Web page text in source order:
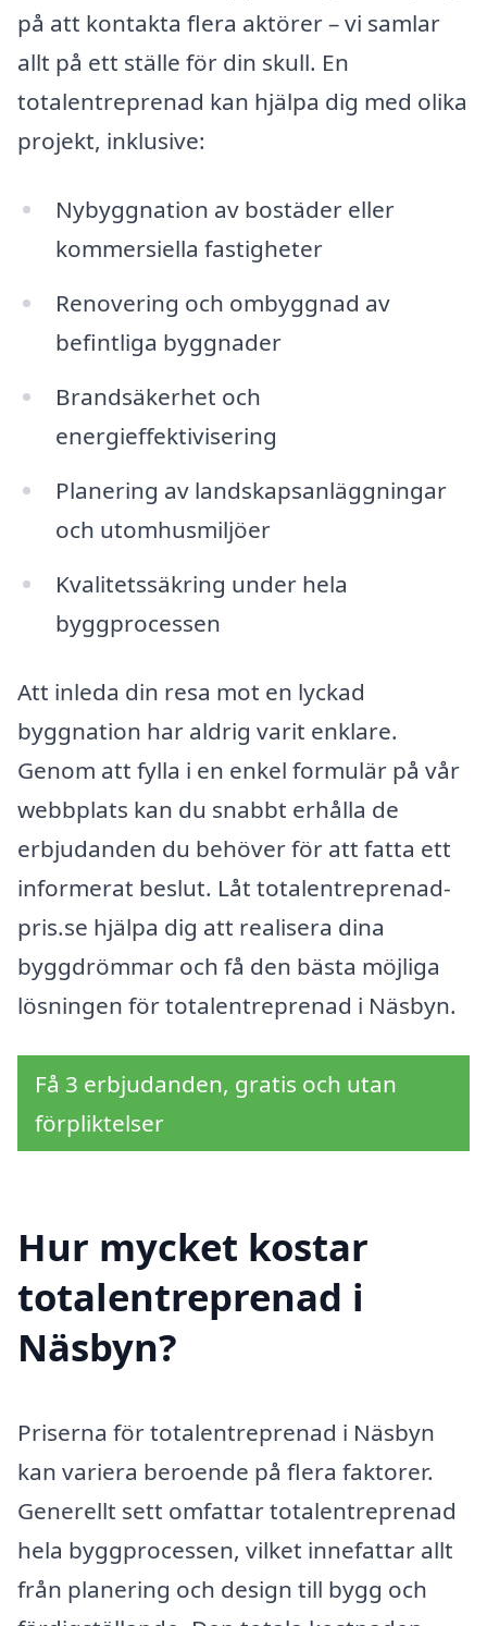
på att kontakta flera aktörer – vi samlar
allt på ett ställe för din skull. En
totalentreprenad kan hjälpa dig med olika
projekt, inklusive:
Nybyggnation av bostäder eller
kommersiella fastigheter
Renovering och ombyggnad av
befintliga byggnader
Brandsäkerhet och
energieffektivisering
Planering av landskapsanläggningar
och utomhusmiljöer
Kvalitetssäkring under hela
byggprocessen
Att inleda din resa mot en lyckad
byggnation har aldrig varit enklare.
Genom att fylla i en enkel formulär på vår
webbplats kan du snabbt erhålla de
erbjudanden du behöver för att fatta ett
informerat beslut. Låt totalentreprenad-
pris.se hjälpa dig att realisera dina
byggdrömmar och få den bästa möjliga
lösningen för totalentreprenad i Näsbyn.
Få 3 erbjudanden, gratis och utan
förpliktelser
Hur mycket kostar
totalentreprenad i
Näsbyn?
Priserna för totalentreprenad i Näsbyn
kan variera beroende på flera faktorer.
Generellt sett omfattar totalentreprenad
hela byggprocessen, vilket innefattar allt
från planering och design till bygg och